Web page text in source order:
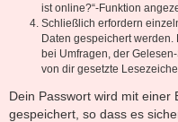
ist online?“-Funktion
Schließlich erfordern
Daten gespeichert
bei Umfragen, der
von dir gesetzte
Dein Passwort wird mit einer
gespeichert, so dass es